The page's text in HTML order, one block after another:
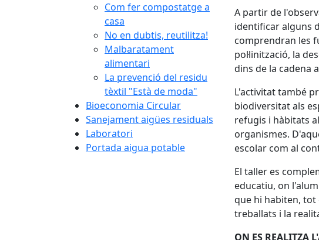
Com fer compostatge a
casa
No en dubtis, reutilitza!
Malbaratament
alimentari
La prevenció del residu
tèxtil "Està de moda"
Bioeconomia Circular
Sanejament aigües residuals
Laboratori
Portada aigua potable
A partir de
identificar alguns
comprendran les
pol·linització, la
dins de la cadena
L'activitat també
biodiversitat als
refugis i hàbitats
organismes.
escolar com al
El taller es
educatiu, on
que hi habiten,
treballats i la
ON ES REALITZA